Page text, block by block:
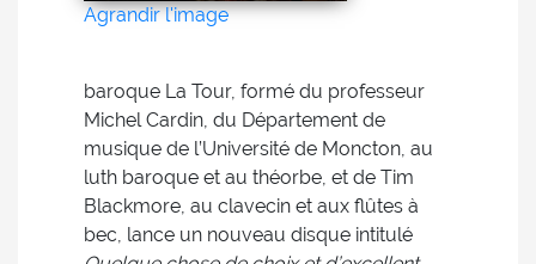
Agrandir l'image
baroque La Tour, formé du professeur
Michel Cardin, du Département de
musique de l’Université de Moncton, au
luth baroque et au théorbe, et de Tim
Blackmore, au clavecin et aux flûtes à
bec, lance un nouveau disque intitulé